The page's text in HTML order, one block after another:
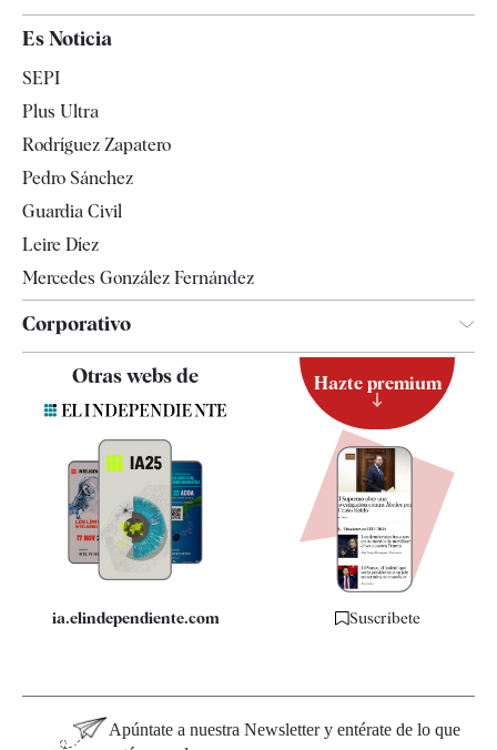
España
Televisión
Es Noticia
SEPI
Plus Ultra
Rodríguez Zapatero
Pedro Sánchez
Guardia Civil
Leire Díez
Mercedes González Fernández
Corporativo
Contacto
Quiénes somos
Especificaciones
Otras webs de
ia.elindependiente.com
Hazte premium
Suscríbete
Apúntate a nuestra Newsletter y entérate de lo que